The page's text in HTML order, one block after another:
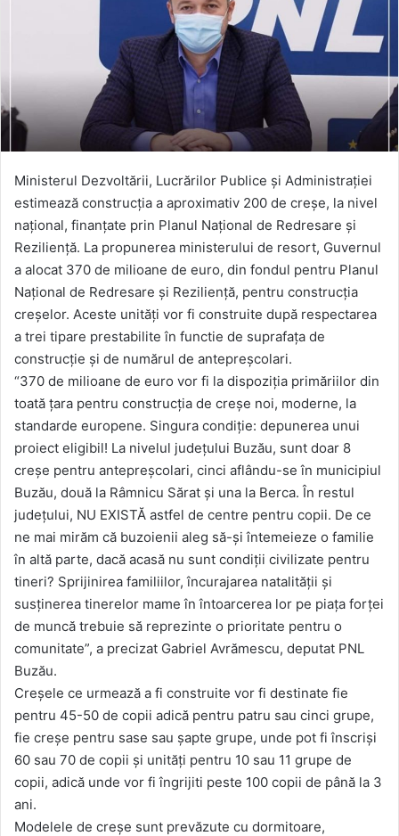
Ministerul Dezvoltării, Lucrărilor Publice și Administrației
estimează construcția a aproximativ 200 de creșe, la nivel
național, finanțate prin Planul Național de Redresare și
Reziliență. La propunerea ministerului de resort, Guvernul
a alocat 370 de milioane de euro, din fondul pentru Planul
Național de Redresare și Reziliență, pentru construcția
creșelor. Aceste unități vor fi construite după respectarea
a trei tipare prestabilite în functie de suprafața de
construcție și de numărul de antepreșcolari.
“370 de milioane de euro vor fi la dispoziția primăriilor din
toată țara pentru construcția de creșe noi, moderne, la
standarde europene. Singura condiție: depunerea unui
proiect eligibil! La nivelul județului Buzău, sunt doar 8
creșe pentru antepreșcolari, cinci aflându-se în municipiul
Buzău, două la Râmnicu Sărat și una la Berca. În restul
județului, NU EXISTĂ astfel de centre pentru copii. De ce
ne mai mirăm că buzoienii aleg să-și întemeieze o familie
în altă parte, dacă acasă nu sunt condiții civilizate pentru
tineri? Sprijinirea familiilor, încurajarea natalității și
susținerea tinerelor mame în întoarcerea lor pe piața forței
de muncă trebuie să reprezinte o prioritate pentru o
comunitate”, a precizat Gabriel Avrămescu, deputat PNL
Buzău.
Creșele ce urmează a fi construite vor fi destinate fie
pentru 45-50 de copii adică pentru patru sau cinci grupe,
fie creșe pentru sase sau șapte grupe, unde pot fi înscriși
60 sau 70 de copii și unități pentru 10 sau 11 grupe de
copii, adică unde vor fi îngrijiti peste 100 copii de până la 3
ani.
Modelele de creșe sunt prevăzute cu dormitoare,